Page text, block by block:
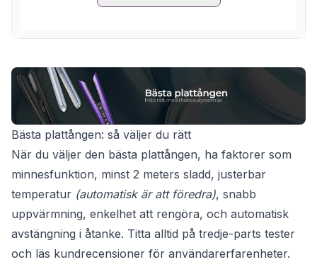
Bästa plattången: så väljer du rätt
När du väljer den bästa plattången, ha faktorer som
minnesfunktion, minst 2 meters sladd, justerbar
temperatur (automatisk är att föredra), snabb
uppvärmning, enkelhet att rengöra, och automatisk
avstängning i åtanke. Titta alltid på tredje-parts tester
och läs kundrecensioner för användarerfarenheter.